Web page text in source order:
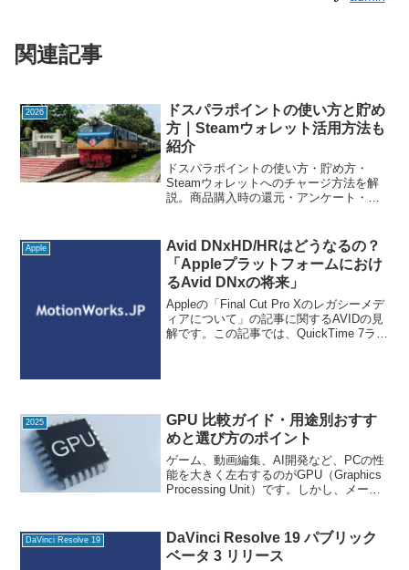
関連記事
2026
ドスパラポイントの使い方と貯め
方｜Steamウォレット活用方法も
紹介
ドスパラポイントの使い方・貯め方・
Steamウォレットへのチャージ方法を解
説。商品購入時の還元・アンケート・来
ントをわかりやすくまとめています。
Apple
Avid DNxHD/HRはどうなるの？
「Appleプラットフォームにおけ
るAvid DNxの将来」
Appleの「Final Cut Pro Xのレガシーメデ
ィアについて」の記事に関するAVIDの見
解です。この記事では、QuickTime 7ライ
2025
GPU 比較ガイド・用途別おすす
めと選び方のポイント
ゲーム、動画編集、AI開発など、PCの性
能を大きく左右するのがGPU（Graphics
Processing Unit）です。しかし、メーカ
は少なくありません。この記事...
DaVinci Resolve 19
DaVinci Resolve 19 パブリック
ベータ 3 リリース